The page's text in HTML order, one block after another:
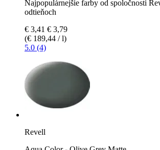
Najpopulárnejšie farby od spoločnosti
odtieňoch
€ 3,41 € 3,79
(€ 189,44 / l)
5.0 (4)
Revell